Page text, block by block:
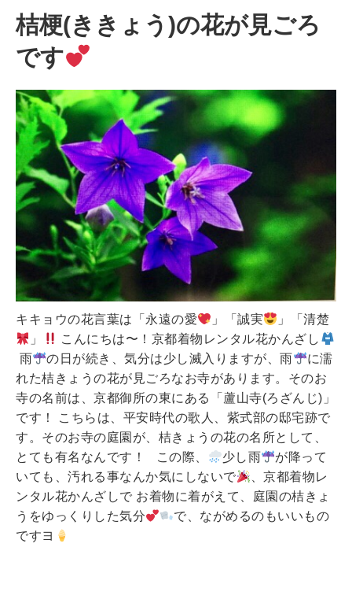
桔梗(ききょう)の花が見ごろ
です
キキョウの花言葉は「永遠の愛 」「誠実
」「清楚
」
こんにちは〜！京都着物レンタル花かんざし
雨
の日が続き、気分は少し滅入りますが、雨
に濡
れた桔きょうの花が見ごろなお寺があります。そのお
寺の名前は、京都御所の東にある「蘆山寺(ろざんじ)」
です！ こちらは、平安時代の歌人、紫式部の邸宅跡で
す。そのお寺の庭園が、桔きょうの花の名所として、
とても有名なんです！ この際、
少し雨
が降って
いても、汚れる事なんか気にしないで
、京都着物レ
ンタル花かんざしで お着物に着がえて、庭園の桔きょ
うをゆっくりした気分
で、ながめるのもいいもの
ですヨ